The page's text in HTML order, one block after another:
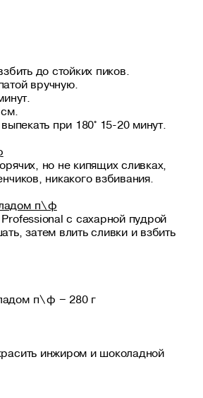
до стойких пиков.
вручную.
при 180° 15-20 минут.
но не кипящих сливках,
никакого взбивания.
п\ф
с сахарной пудрой
затем влить сливки и взбить
п\ф – 280 г
инжиром и шоколадной